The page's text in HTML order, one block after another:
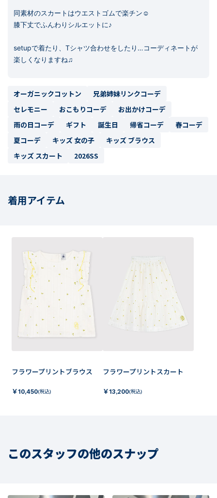
同素材のスカートはウエストゴムで楽チン☺︎
膝下丈でふんわりシルエットに♪
setupで着たり、Tシャツ合わせをしたり…コーディネートが
オーガニックコットン
兄弟姉妹リンクコーデ
セレモニー
おこもりコーデ
お出かけコーデ
雨の日コーデ
ギフト 誕生日 帰省コーデ
春コーデ
夏コーデ
キッズ 女の子
キッズ ブラウス
キッズ スカート
2026SS
着用アイテム
フラワープリントブラウス
￥10,450(税込)
フラワープリントスカート
￥13,200(税込)
このスタッフの他のスナップ